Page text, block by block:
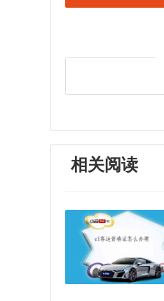
相关阅读